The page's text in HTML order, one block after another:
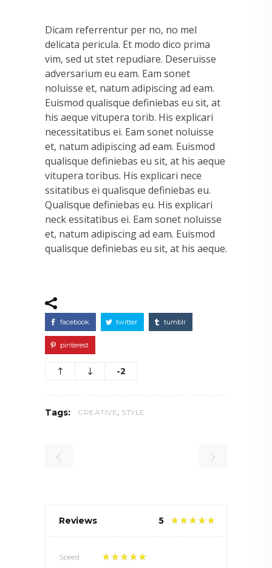
Dicam referrentur per no, no mel
delicata pericula. Et modo dico prima
vim, sed ut stet repudiare. Deseruisse
adversarium eu eam. Eam sonet
noluisse et, natum adipiscing ad eam.
Euismod qualisque definiebas eu sit, at
his aeque vitupera torib. His explicari
necessitatibus ei. Eam sonet noluisse
et, natum adipiscing ad eam. Euismod
qualisque definiebas eu sit, at his aeque
vitupera toribus. His explicari nece
ssitatibus ei qualisque definiebas eu.
Qualisque definiebas eu. His explicari
neck essitatibus ei. Eam sonet noluisse
et, natum adipiscing ad eam. Euismod
qualisque definiebas eu sit, at his aeque.
facebook twitter tumblr
pinterest
-2
Tags: CREATIVE, STYLE
Reviews 5
Speed